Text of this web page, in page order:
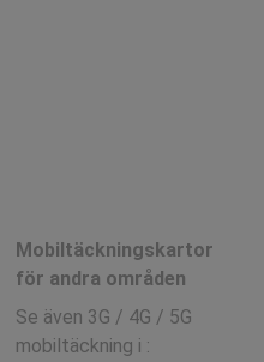
Mobiltäckningskartor
för andra områden
Se även 3G / 4G / 5G
mobiltäckning i :